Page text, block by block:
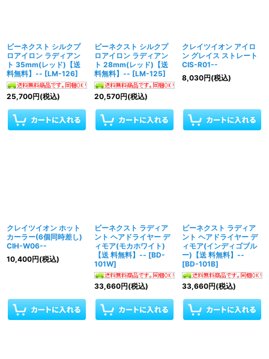
ビーネクスト シルクプ
ロアイロン ラディアン
ト 35mm(レッド)【送
料無料】-- [LM-126]
25,700円(税込)
ビーネクスト シルクプ
ロアイロン ラディアン
ト 28mm(レッド)【送
料無料】-- [LM-125]
20,570円(税込)
クレイツイオン アイロ
ン グレイス ストレート
CIS-R01--
8,030円(税込)
クレイツイオン ホット
カーラー(6個同時差し)
CIH-W06--
10,400円(税込)
ビーネクスト ラディア
ント ヘアドライヤー デ
ィモア(モカホワイト)
【送 料無料】-- [BD-
101W]
33,660円(税込)
ビーネクスト ラディア
ント ヘアドライヤー デ
ィモア(インディゴブル
ー)【送 料無料】--
[BD-101B]
33,660円(税込)